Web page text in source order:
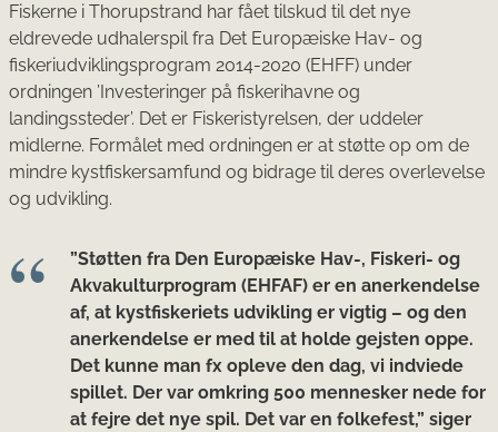
Fiskerne i Thorupstrand har fået tilskud til det nye
eldrevede udhalerspil fra Det Europæiske Hav- og
fiskeriudviklingsprogram 2014-2020 (EHFF) under
ordningen ’Investeringer på fiskerihavne og
landingssteder’. Det er Fiskeristyrelsen, der uddeler
midlerne. Formålet med ordningen er at støtte op om de
mindre kystfiskersamfund og bidrage til deres overlevelse
og udvikling.
”Støtten fra Den Europæiske Hav-, Fiskeri- og
Akvakulturprogram (EHFAF) er en anerkendelse
af, at kystfiskeriets udvikling er vigtig – og den
anerkendelse er med til at holde gejsten oppe.
Det kunne man fx opleve den dag, vi indviede
spillet. Der var omkring 500 mennesker nede for
at fejre det nye spil. Det var en folkefest,” siger